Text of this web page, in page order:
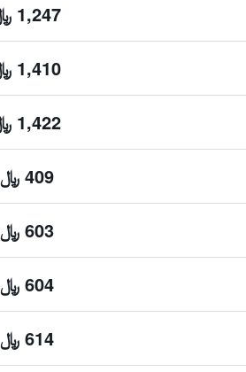
1,247 ﷼
1,410 ﷼
1,422 ﷼
409 ﷼
603 ﷼
604 ﷼
614 ﷼